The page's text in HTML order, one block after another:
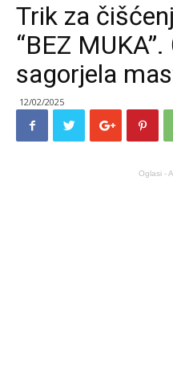
Trik za
“BEZ
sagorjela
12/02/2025
Oglasi -